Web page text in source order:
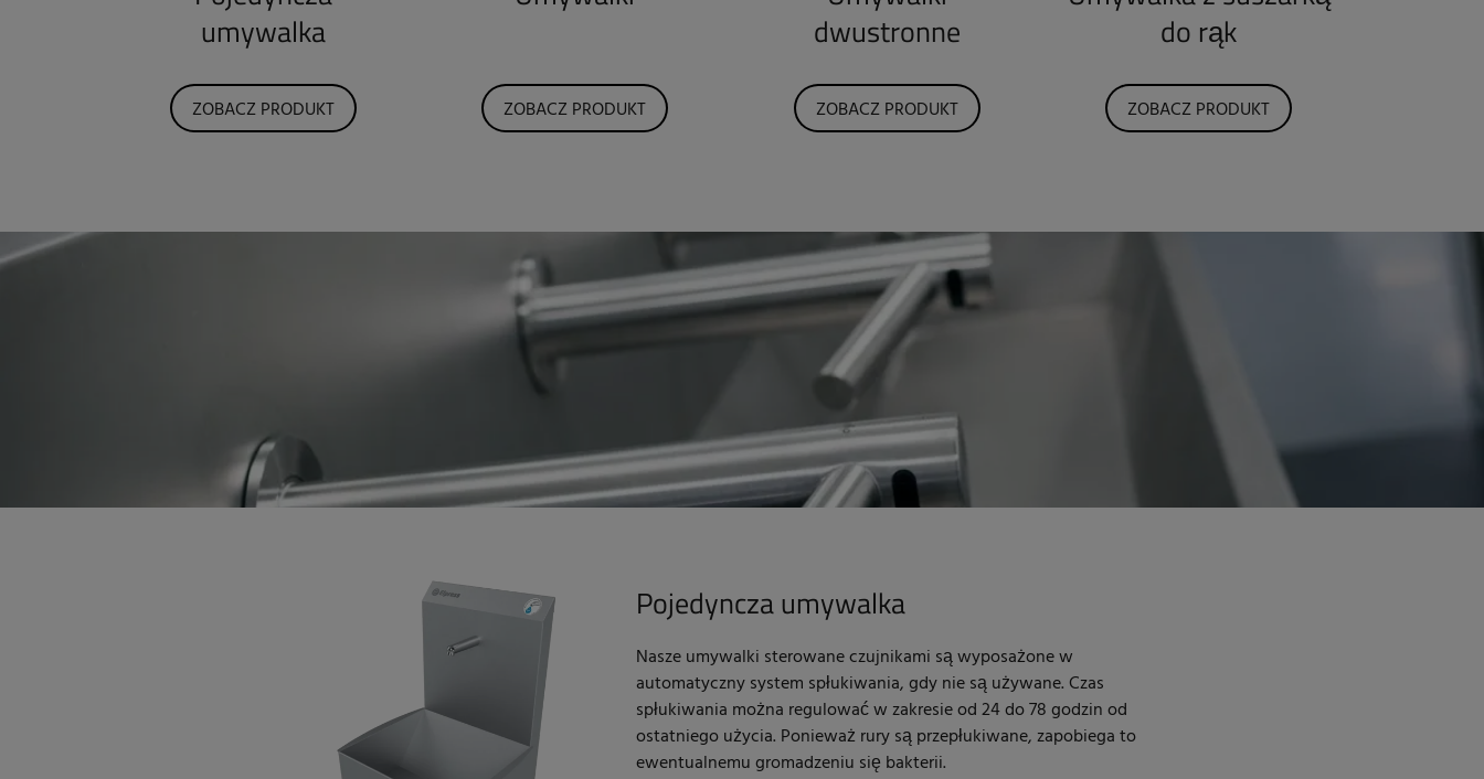
umywalka
ZOBACZ PRODUKT ZOBACZ PRODUKT
dwustronne
ZOBACZ PRODUKT
do rąk
ZOBACZ PRODUKT
Pojedyncza umywalka
Nasze umywalki sterowane czujnikami są wyposażone w
automatyczny system spłukiwania, gdy nie są używane. Czas
spłukiwania można regulować w zakresie od 24 do 78 godzin od
ostatniego użycia. Ponieważ rury są przepłukiwane, zapobiega to
ewentualnemu gromadzeniu się bakterii.